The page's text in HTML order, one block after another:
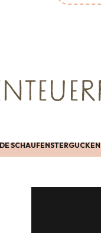
SCHAUFENSTERGUCKEN